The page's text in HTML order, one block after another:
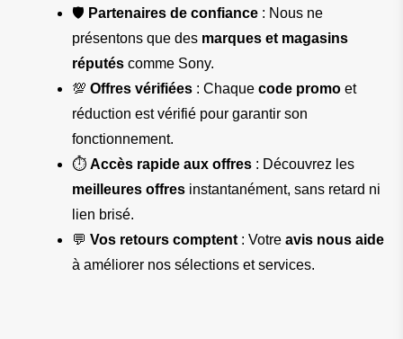
🛡 Partenaires de confiance : Nous ne
présentons que des marques et magasins
réputés comme Sony.
💯 Offres vérifiées : Chaque code promo et
réduction est vérifié pour garantir son
fonctionnement.
⏱ Accès rapide aux offres
meilleures offres instantanément, sans retard ni
lien brisé.
💬 Vos retours comptent : Votre avis nous aide
à améliorer nos sélections et services.